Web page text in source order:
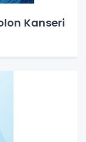
Kanseri